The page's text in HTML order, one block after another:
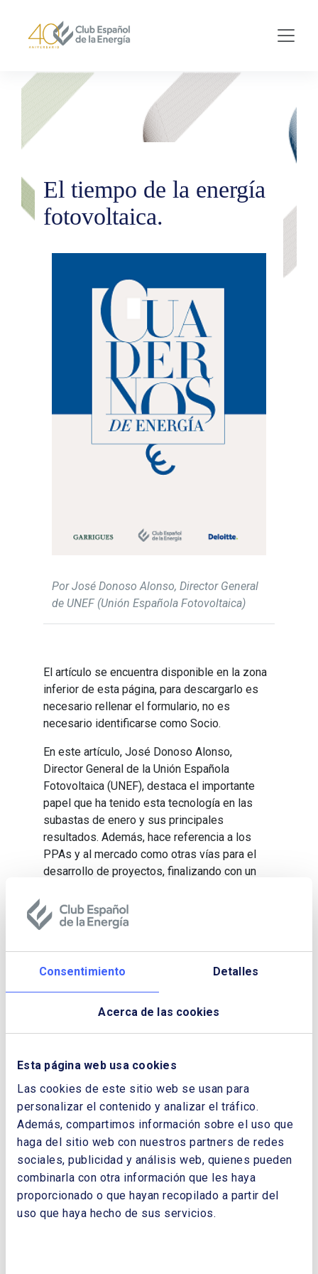
Consentimiento Detalles
Acerca de las cookies
Esta página web usa cookies
Las cookies de este sitio web se usan para
personalizar el contenido y analizar el tráfico.
Además, compartimos información sobre el uso que
haga del sitio web con nuestros partners de redes
sociales, publicidad y análisis web, quienes pueden
combinarla con otra información que les haya
proporcionado o que hayan recopilado a partir del
uso que haya hecho de sus servicios.
El tiempo de la energía
fotovoltaica.
Por José Donoso Alonso, Director General
de UNEF (Unión Española Fotovoltaica)
El artículo se encuentra disponible en la zona
inferior de esta página, para descargarlo es
necesario rellenar el formulario, no es
necesario identificarse como Socio.
En este artículo, José Donoso Alonso,
Director General de la Unión Española
Fotovoltaica (UNEF), destaca el importante
papel que ha tenido esta tecnología en las
subastas de enero y sus principales
resultados. Además, hace referencia a los
PPAs y al mercado como otras vías para el
desarrollo de proyectos, finalizando con un
cuenta ya en España con más de 1.500 MW de
potencia instalada.
EMPRESA:
CORREO ELECTRÓNICO:
TELÉFONO: